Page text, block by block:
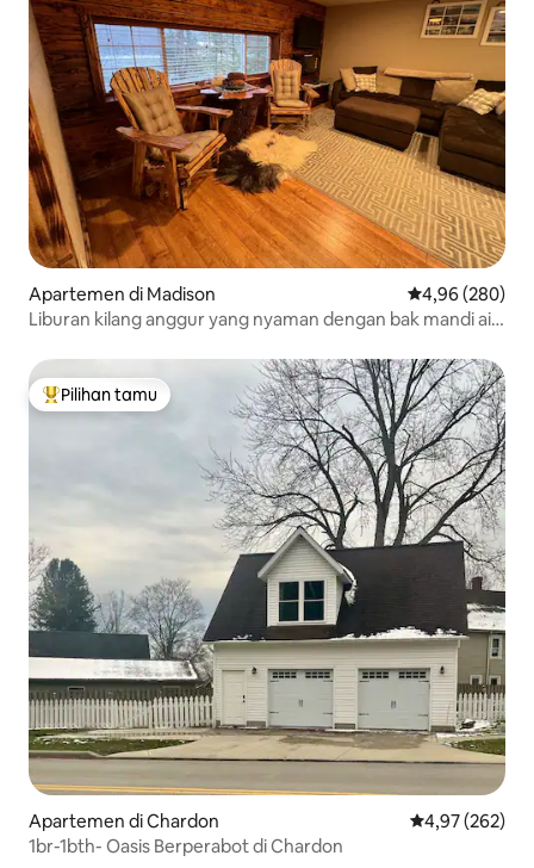
Apartemen di Madison Nilai rata-rata
4,96 (280)
Liburan kilang anggur yang nyaman dengan bak mandi air
Pilihan tamu terpopuler
Pilihan tamu
Apartemen di Chardon Nilai rata-rata
4,97 (262)
1br-1bth- Oasis Berperabot di Chardon